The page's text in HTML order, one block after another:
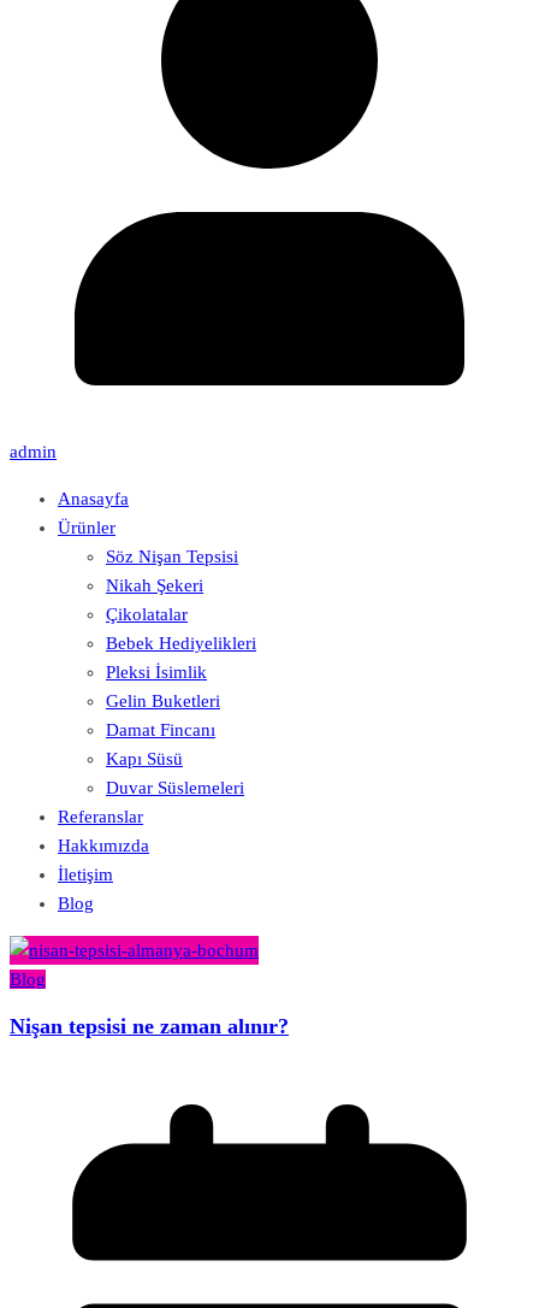
admin
Anasayfa
Ürünler
Söz Nişan Tepsisi
Nikah Şekeri
Çikolatalar
Bebek Hediyelikleri
Pleksi İsimlik
Gelin Buketleri
Damat Fincanı
Kapı Süsü
Duvar Süslemeleri
Referanslar
Hakkımızda
İletişim
Blog
Blog
Nişan tepsisi ne zaman alınır?